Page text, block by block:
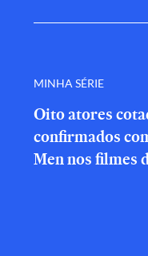
MINHA SÉRIE
Oito atores
confirmados
Men nos filmes